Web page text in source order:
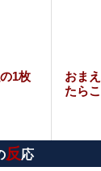
んｶﾜｲｲﾈｴ・・・
したワイの嫁、
戻れるなら売
1枚
おま
たら
反応